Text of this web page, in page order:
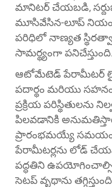
మానిటర్ చేయబడి,
మూసివేసిన-లూప్
పరిధిలో నాణ్యత
సామర్థ్యంగా పనిచేస్తుంది.
ఆటోమేటెడ్ పేరామీటర్
పదార్థం మరియు
ప్రక్రియ
పిలవడానికి
ప్రారంభమయ్యే
పేరామీటర్లను లోడ్
పద్ధతిని
సెటప్ వృథాను